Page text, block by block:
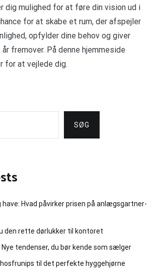
dig mulighed for at føre din vision ud i
for at skabe et rum, der afspejler
opfylder dine behov og giver
fremover. På denne hjemmeside
for at vejlede dig.
SØG
Hvad påvirker prisen på anlægsgartner-
den rette dørlukker til kontoret
Nye tendenser, du bør kende som sælger
til det perfekte hyggehjørne